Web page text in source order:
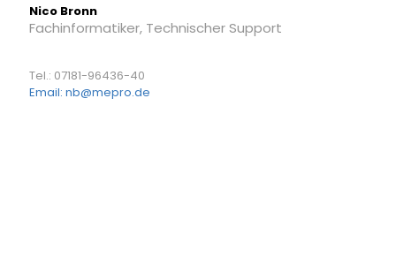
Nico Bronn
Fachinformatiker, Technischer Support
Tel.: 07181-96436-40
Email: nb@mepro.de